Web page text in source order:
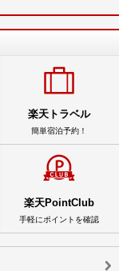
楽天トラベル
簡単宿泊予約！
楽天PointClub
手軽にポイントを確認